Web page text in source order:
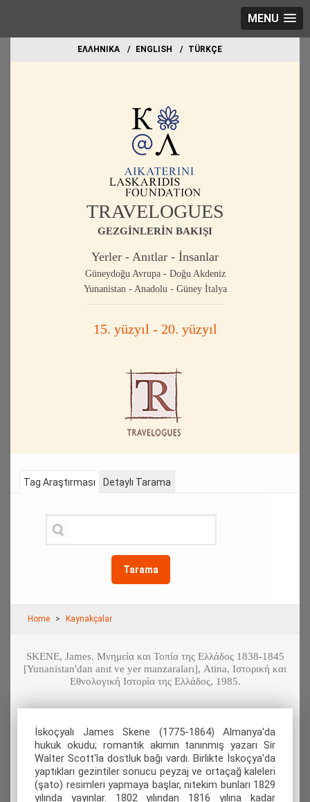
MENU
EΛΛΗΝΙΚΑ ΕΝGLISH TÜRKÇE
TRAVELOGUES
GEZGİNLERİN BAKIŞI
Yerler - Anıtlar - İnsanlar
Güneydoğu Avrupa - Doğu Akdeniz
Yunanistan - Anadolu - Güney İtalya
15. yüzyıl - 20. yüzyıl
Tag Araştırması
Tarama
Detaylı Tarama
Home Kaynakçalar
SKENE, James. Μνημεία και Τοπία της Ελλάδος 1838-1845
[Yunanistan'dan anıt ve yer manzaraları], Atina, Ιστορική και
Εθνολογική Ιστορία της Ελλάδος, 1985.
İskoçyalı James Skene (1775-1864) Almanya'da
hukuk okudu; romantik akımın tanınmış yazarı Sir
Walter Scott'la dostluk bağı vardı. Birlikte İskoçya'da
yaptıkları gezintiler sonucu peyzaj ve ortaçağ kaleleri
(şato) resimleri yapmaya başlar, nitekim bunları 1829
yılında yayınlar. 1802 yılından 1816 yılına kadar